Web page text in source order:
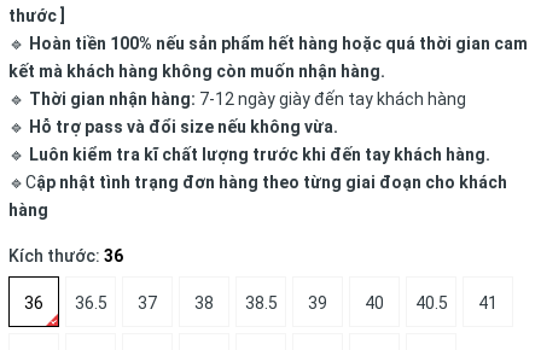
thước ]
🔹 Hoàn tiền 100% nếu sản phẩm hết hàng hoặc quá thời gian cam
kết mà khách hàng không còn muốn nhận hàng.
🔹 Thời gian nhận hàng: 7-12 ngày giày đến tay khách hàng
🔹 Hỗ trợ pass và đổi size nếu không vừa.
🔹 Luôn kiểm tra kĩ chất lượng trước khi đến tay khách hàng.
🔹Cập nhật tình trạng đơn hàng theo từng giai đoạn cho khách
hàng
Kích thước: 36
36 36.5 37 38 38.5 39 40 40.5 41